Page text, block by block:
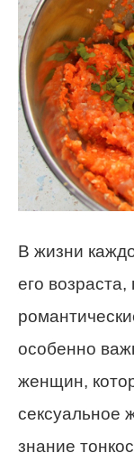
В жизни
его возраста,
особенно
женщин,
сексуальное
знание